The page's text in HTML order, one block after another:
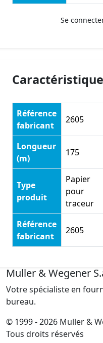
Se
Référence
fabricant
2605
Longueur
(m)
175
Type
produit
Papier
pour
traceur
Référence
fabricant
2605
Muller & Wegener
Votre spécialiste en
bureau.
© 1999 - 2026 Muller &
Tous droits réservés